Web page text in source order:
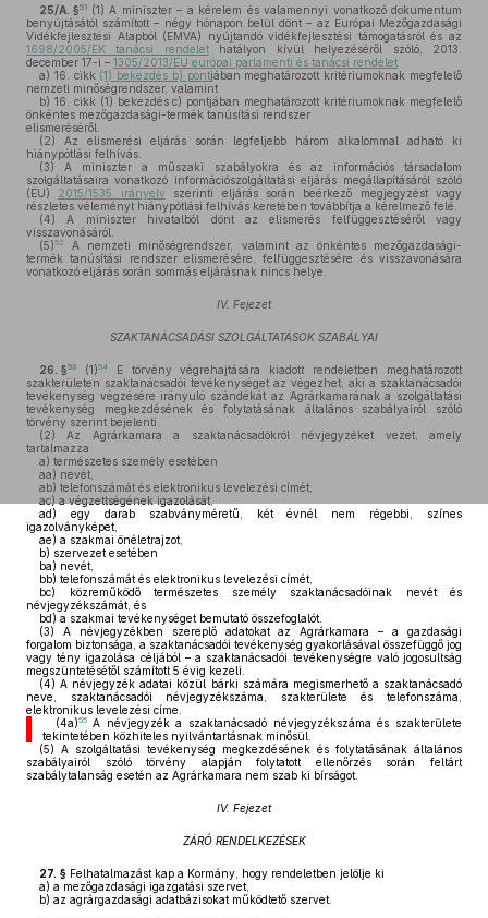
25/A. §51 (1) A miniszter – a kérelem és valamennyi vonatkozó dokumentum
benyújtásától számított – négy hónapon belül dönt – az Európai Mezőgazdasági
Vidékfejlesztési Alapból (EMVA) nyújtandó vidékfejlesztési támogatásról és az
1698/2005/EK tanácsi rendelethatályon kívül helyezéséről szóló, 2013.
december 17-i – 1305/2013/EU európai parlamenti és tanácsi rendelet
a) 16. cikk (1) bekezdés b) pontjában meghatározott kritériumoknak megfelelő
nemzeti minőségrendszer, valamint
b) 16. cikk (1) bekezdés c) pontjában meghatározott kritériumoknak megfelelő
önkéntes mezőgazdasági-termék tanúsítási rendszer
elismeréséről.
(2) Az elismerési eljárás során legfeljebb három alkalommal adható ki
hiánypótlási felhívás.
(3) A miniszter a műszaki szabályokra és az információs társadalom
szolgáltatásaira vonatkozó információszolgáltatási eljárás megállapításáról szóló
(EU) 2015/1535 irányelv szerinti eljárás során beérkező megjegyzést vagy
részletes véleményt hiánypótlási felhívás keretében továbbítja a kérelmező felé.
(4) A miniszter hivatalból dönt az elismerés felfüggesztéséről vagy
visszavonásáról.
(5)52
A nemzeti minőségrendszer, valamint az önkéntes mezőgazdasági-
termék tanúsítási rendszer elismerésére, felfüggesztésére és visszavonására
vonatkozó eljárás során sommás eljárásnak nincs helye.
IV. Fejezet
SZAKTANÁCSADÁSI SZOLGÁLTATÁSOK SZABÁLYAI
26. §53 (1)54E törvény végrehajtására kiadott rendeletben meghatározott
szakterületen szaktanácsadói tevékenységet az végezhet, aki a szaktanácsadói
tevékenység végzésére irányuló szándékát az Agrárkamarának a szolgáltatási
tevékenység megkezdésének és folytatásának általános szabályairól szóló
törvény szerint bejelenti.
(2) Az Agrárkamara a szaktanácsadókról névjegyzéket vezet, amely
tartalmazza
a) természetes személy esetében
aa) nevét,
ab) telefonszámát és elektronikus levelezési címét,
ac) a végzettségének igazolását,
ad) egy darab szabványméretű, két évnél nem régebbi, színes
igazolványképet,
ae) a szakmai önéletrajzot,
b) szervezet esetében
ba) nevét,
bb) telefonszámát és elektronikus levelezési címét,
bc) közreműködő természetes személy szaktanácsadóinak nevét és
névjegyzékszámát, és
bd) a szakmai tevékenységet bemutató összefoglalót.
(3) A névjegyzékben szereplő adatokat az Agrárkamara – a gazdasági
forgalom biztonsága, a szaktanácsadói tevékenység gyakorlásával összefüggő jog
vagy tény igazolása céljából – a szaktanácsadói tevékenységre való jogosultság
megszüntetésétől számított 5 évig kezeli.
(4) A névjegyzék adatai közül bárki számára megismerhető a szaktanácsadó
neve, szaktanácsadói névjegyzékszáma, szakterülete és telefonszáma,
elektronikus levelezési címe.
(4a)55A névjegyzék a szaktanácsadó névjegyzékszáma és szakterülete
tekintetében közhiteles nyilvántartásnak minősül.
(5) A szolgáltatási tevékenység megkezdésének és folytatásának általános
szabályairól szóló törvény alapján folytatott ellenőrzés során feltárt
szabálytalanság esetén az Agrárkamara nem szab ki bírságot.
IV. Fejezet
ZÁRÓ RENDELKEZÉSEK
27. § Felhatalmazást kap a Kormány, hogy rendeletben jelölje ki
a) a mezőgazdasági igazgatási szervet,
b) az agrárgazdasági adatbázisokat működtető szervet.